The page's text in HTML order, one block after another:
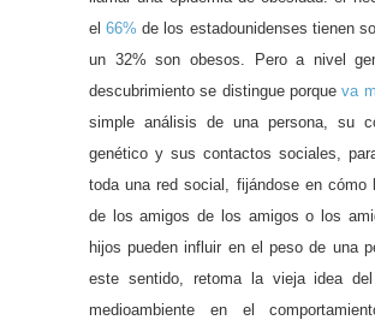
el 66% de los estadounidenses tienen
un 32% son obesos. Pero a nivel
descubrimiento se distingue porque va
simple análisis de una persona, su
genético y sus contactos sociales,
toda una red social, fijándose en cómo
de los amigos de los amigos o los
hijos pueden influir en el peso de una
este sentido, retoma la vieja idea del
medioambiente en el